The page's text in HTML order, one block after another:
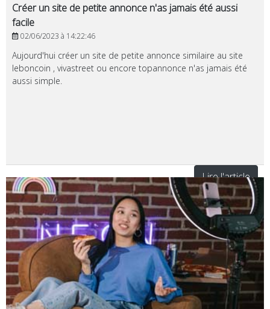
Créer un site de petite annonce n'as jamais été aussi
facile
02/06/2023 à 14:22:46
Aujourd'hui créer un site de petite annonce similaire au site
leboncoin , vivastreet ou encore topannonce n'as jamais été
aussi simple.
Lire l'article